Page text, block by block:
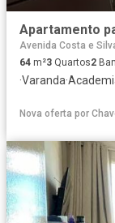
Avenida Costa e
64 m²3 Quartos2
·Varanda·
Nova oferta por